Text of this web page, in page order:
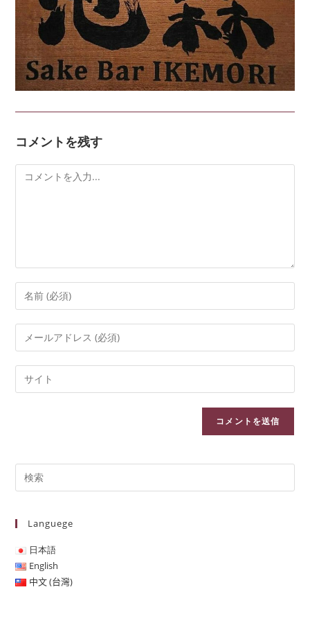
コメントを残す
Languege
日本語
English
中文 (台灣)